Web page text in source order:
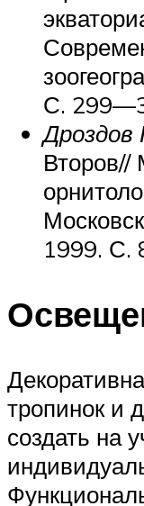
С.
Дроздов
Второв//
1999. С.
тропинок и
создать на